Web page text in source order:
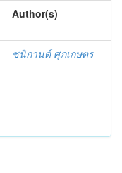
Author(s)
ชนิกานต์ ศุภเกษตร